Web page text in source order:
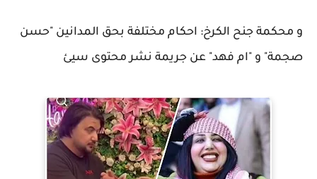
و محكمة جنح الكرخ: احكام مختلفة بحق المدانين "حسن
صجمة" و "ام فهد" عن جريمة نشر محتوى سيئ